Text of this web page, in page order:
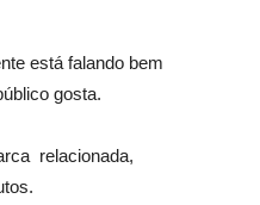
está falando bem
gosta.
relacionada,